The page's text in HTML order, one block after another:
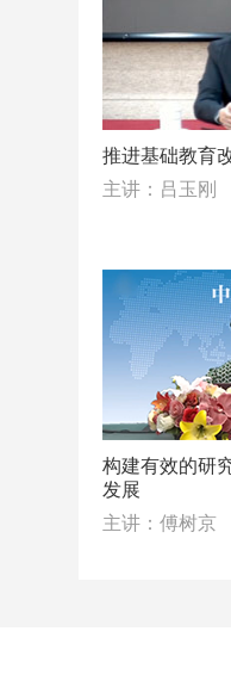
推进基础教育
主讲：吕玉刚
构建有效的研
发展
主讲：傅树京